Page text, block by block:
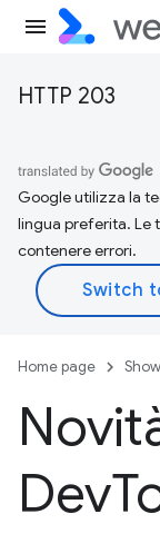
HTTP 203
Google utilizza la
lingua preferita. Le
contenere errori.
Home page
Dev